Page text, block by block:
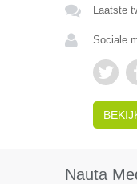
Laatste
Sociale
Nauta